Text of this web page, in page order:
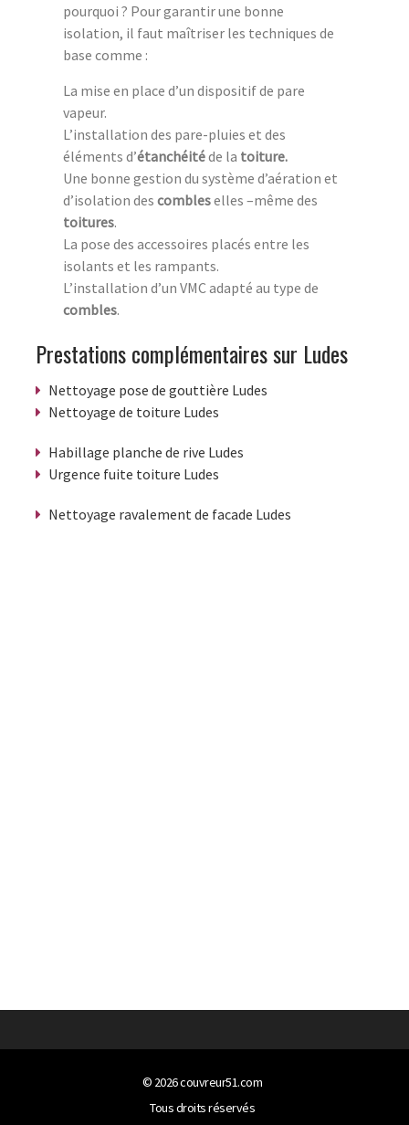
pourquoi ? Pour garantir une bonne
isolation, il faut maîtriser les techniques de
base comme :
La mise en place d’un dispositif de pare
vapeur.
L’installation des pare-pluies et des
éléments d’étanchéitéde la toiture.
Une bonne gestion du système d’aération et
d’isolation des combleselles –même des
toitures.
La pose des accessoires placés entre les
isolants et les rampants.
L’installation d’un VMC adapté au type de
combles.
Prestations complémentaires sur Ludes
Nettoyage pose de gouttière Ludes
Nettoyage de toiture Ludes
Habillage planche de rive Ludes
Urgence fuite toiture Ludes
Nettoyage ravalement de facade Ludes
© 2026couvreur51.com
Tous droits réservés